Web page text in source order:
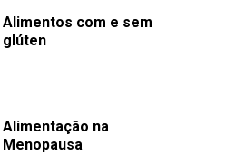
Alimentos com e sem
glúten
Alimentação na
Menopausa